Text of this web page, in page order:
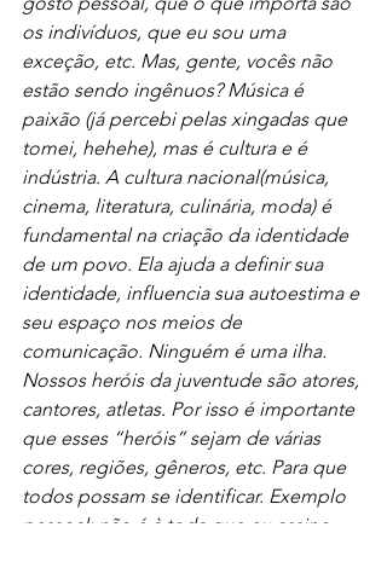
os indivíduos, que eu sou uma
exceção, etc. Mas, gente, vocês não
estão sendo ingênuos? Música é
paixão (já percebi pelas xingadas que
tomei, hehehe), mas é cultura e é
indústria. A cultura nacional(música,
cinema, literatura, culinária, moda) é
fundamental na criação da identidade
de um povo. Ela ajuda a definir sua
identidade, influencia sua autoestima e
seu espaço nos meios de
comunicação. Ninguém é uma ilha.
Nossos heróis da juventude são atores,
cantores, atletas. Por isso é importante
que esses “heróis” sejam de várias
cores, regiões, gêneros, etc. Para que
todos possam se identificar. Exemplo
pessoal: não é à toda que eu assino